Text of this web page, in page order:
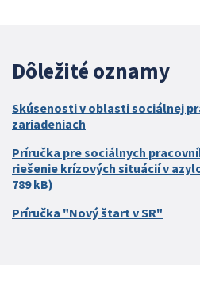
Dôležité oznamy
Skúsenosti v oblasti sociálnej
zariadeniach
Príručka pre sociálnych
riešenie krízových situácií v
789 kB)
Príručka "Nový štart v SR"